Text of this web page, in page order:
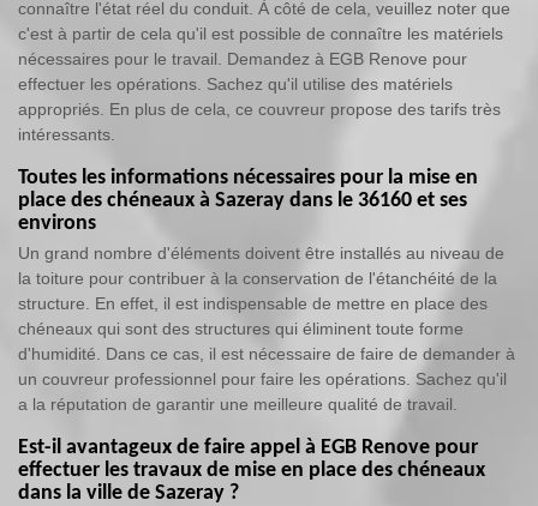
connaître l'état réel du conduit. À côté de cela, veuillez noter que
c'est à partir de cela qu'il est possible de connaître les matériels
nécessaires pour le travail. Demandez à EGB Renove pour
effectuer les opérations. Sachez qu'il utilise des matériels
appropriés. En plus de cela, ce couvreur propose des tarifs très
intéressants.
Toutes les informations nécessaires pour la mise en
place des chéneaux à Sazeray dans le 36160 et ses
environs
Un grand nombre d'éléments doivent être installés au niveau de
la toiture pour contribuer à la conservation de l'étanchéité de la
structure. En effet, il est indispensable de mettre en place des
chéneaux qui sont des structures qui éliminent toute forme
d'humidité. Dans ce cas, il est nécessaire de faire de demander à
un couvreur professionnel pour faire les opérations. Sachez qu'il
a la réputation de garantir une meilleure qualité de travail.
Est-il avantageux de faire appel à EGB Renove pour
effectuer les travaux de mise en place des chéneaux
dans la ville de Sazeray ?